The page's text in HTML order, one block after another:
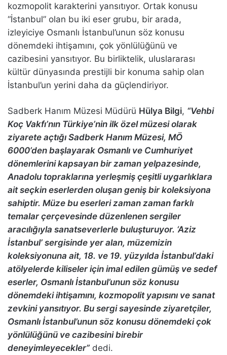
kozmopolit karakterini yansıtıyor. Ortak konusu
“İstanbul” olan bu iki eser grubu, bir arada,
izleyiciye Osmanlı İstanbul’unun söz konusu
dönemdeki ihtişamını, çok yönlülüğünü ve
cazibesini yansıtıyor. Bu birliktelik, uluslararası
kültür dünyasında prestijli bir konuma sahip olan
İstanbul’un yerini daha da güçlendiriyor.
Sadberk Hanım Müzesi Müdürü Hülya Bilgi, “Vehbi
Koç Vakfı’nın Türkiye’nin ilk özel müzesi olarak
ziyarete açtığı Sadberk Hanım Müzesi, MÖ
6000’den başlayarak Osmanlı ve Cumhuriyet
dönemlerini kapsayan bir zaman yelpazesinde,
Anadolu topraklarına yerleşmiş çeşitli uygarlıklara
ait seçkin eserlerden oluşan geniş bir koleksiyona
sahiptir. Müze bu eserleri zaman zaman farklı
temalar çerçevesinde düzenlenen sergiler
aracılığıyla sanatseverlerle buluşturuyor. ‘Aziz
İstanbul’ sergisinde yer alan, müzemizin
koleksiyonuna ait, 18. ve 19. yüzyılda İstanbul’daki
atölyelerde kiliseler için imal edilen gümüş ve sedef
eserler, Osmanlı İstanbul’unun söz konusu
dönemdeki ihtişamını, kozmopolit yapısını ve sanat
zevkini yansıtıyor. Bu sergi sayesinde ziyaretçiler,
Osmanlı İstanbul’unun söz konusu dönemdeki çok
yönlülüğünü ve cazibesini birebir
deneyimleyecekler”dedi.